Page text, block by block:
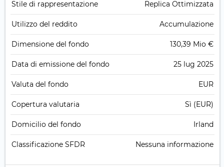
Stile di rappresentazione Replica Ottimizzata
Utilizzo del reddito Accumulazione
Dimensione del fondo 130,39 Mio €
Data di emissione del fondo 25 lug 2025
Valuta del fondo EUR
Copertura valutaria Sì (EUR)
Domicilio del fondo Irland
Classificazione SFDR Nessuna informazione